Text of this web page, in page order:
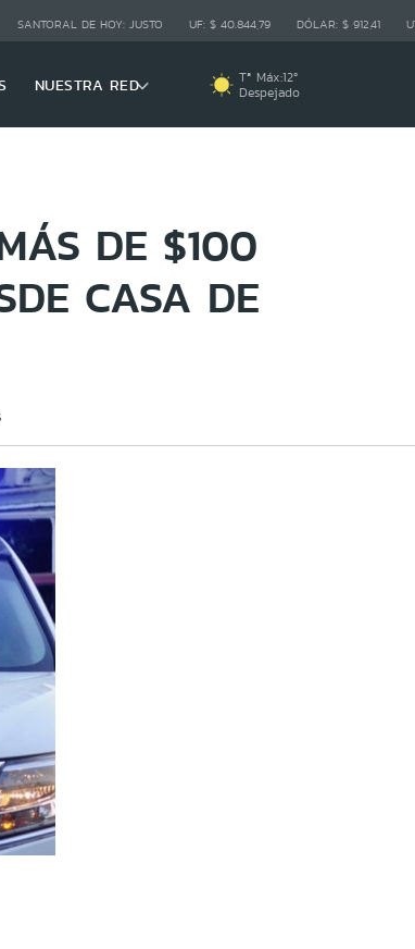
SANTORAL DE HOY: JUSTO UF: $ 40.844,79 DÓLAR: $ 912,41
NUESTRA RED Tª Máx:12º
Despejado
DE $100
CASA DE